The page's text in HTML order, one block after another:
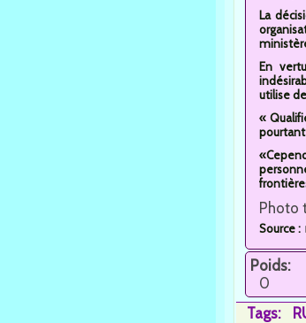
La
En
utilise
«
pourtant
Photo
Source
Poids:
0
Tags: